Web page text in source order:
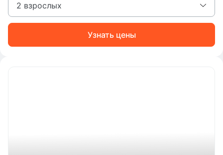
2 взрослых
Узнать цены